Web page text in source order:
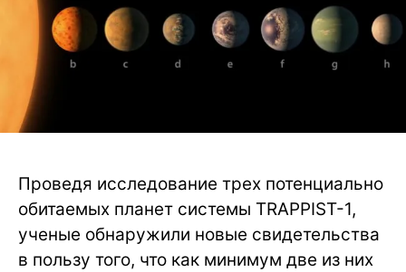
Проведя исследование трех потенциально
обитаемых планет системы TRAPPIST-1,
ученые обнаружили новые свидетельства
в пользу того, что как минимум две из них